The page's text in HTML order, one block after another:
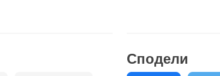
Сподели